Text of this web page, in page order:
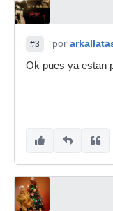
#3 por
Ok pues ya estan